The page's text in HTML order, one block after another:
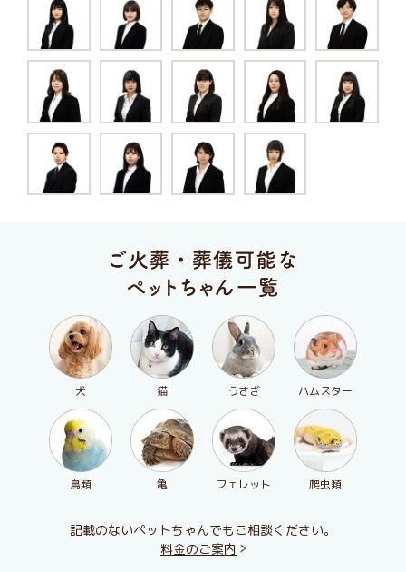
犬 猫 うさぎ ハムスター
鳥類 亀 フェレット 爬虫類
記載のないペットちゃんでもご相談ください。
料金のご案内